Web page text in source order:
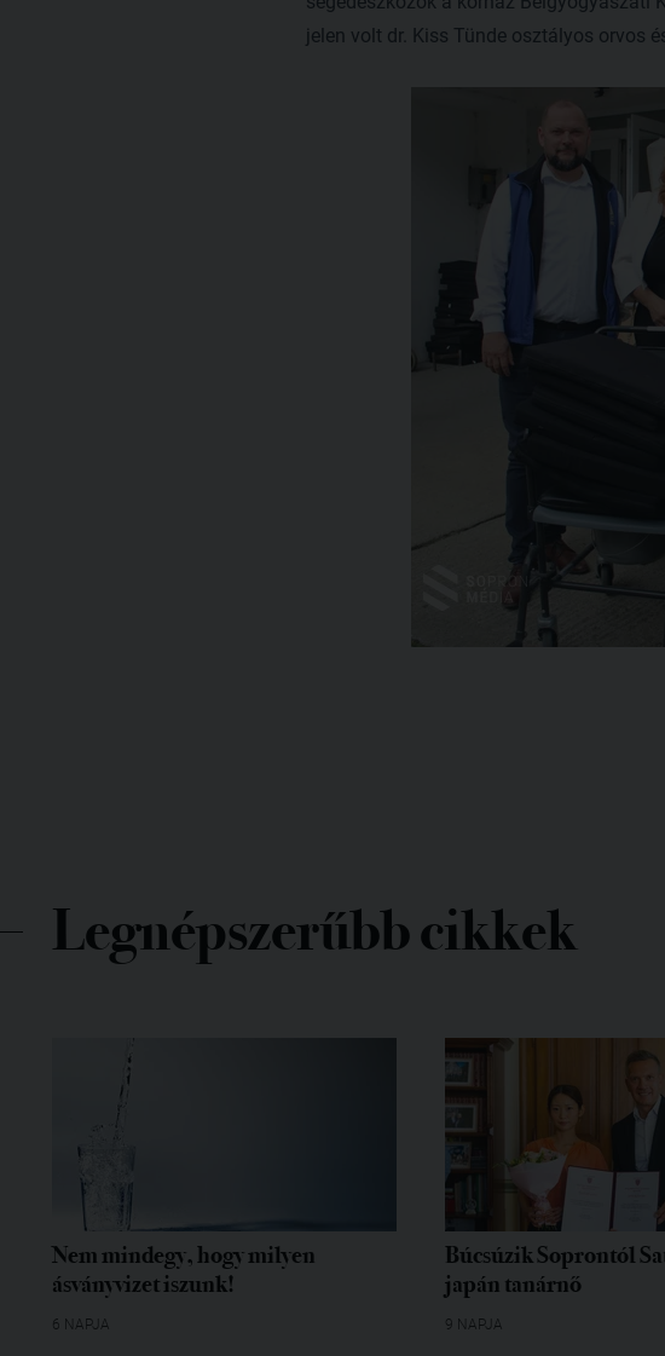
jelen volt dr. Kiss Tünde osztályos orvos
Legnépszerűbb cikkek
Nem mindegy, hogy milyen
ásványvizet iszunk!
6 NAPJA
Búcsúzik Soprontól
japán tanárnő
9 NAPJA